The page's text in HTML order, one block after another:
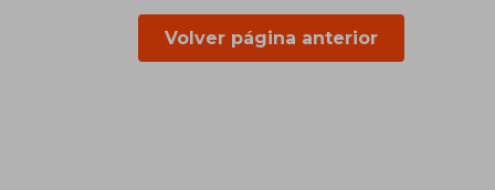
Volver página anterior